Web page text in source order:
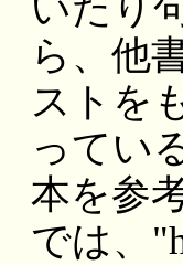
いたり
ら、他
ストを
ってい
本を参
では、